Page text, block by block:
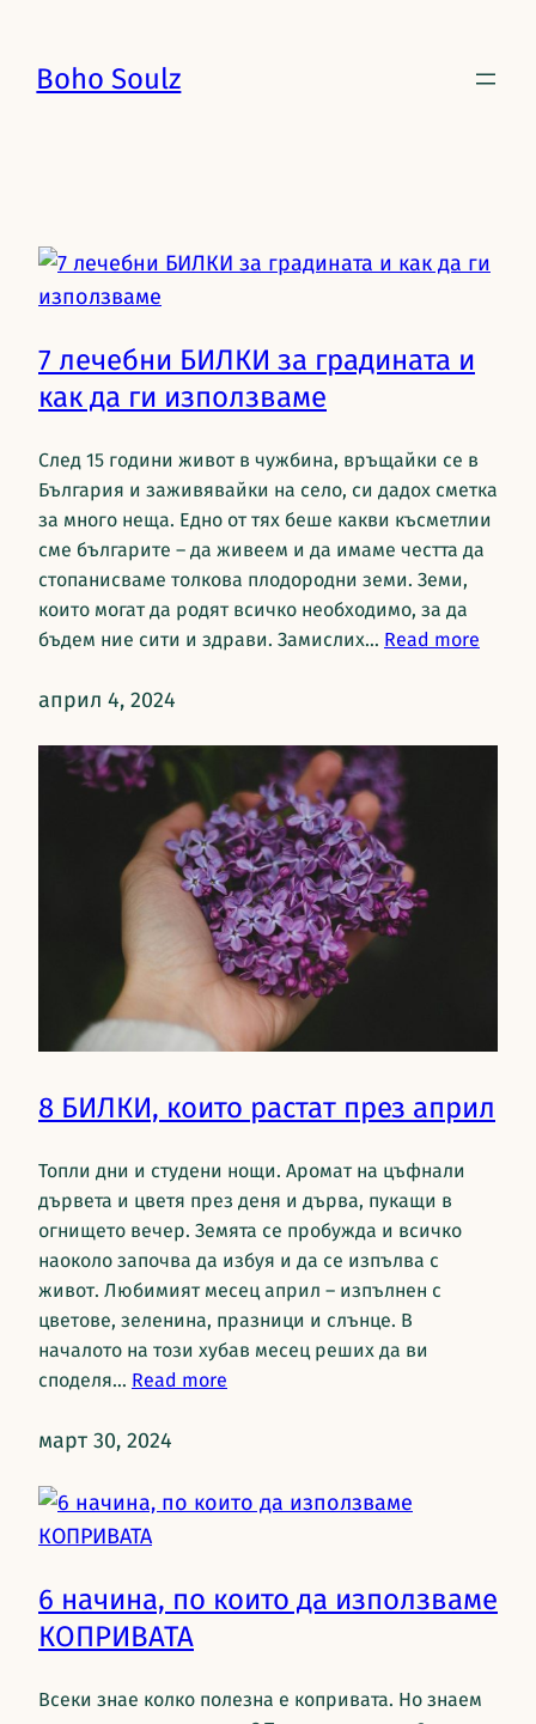
Boho Soulz
7 лечебни БИЛКИ за градината и
как да ги използваме
След 15 години живот в чужбина, връщайки се в
България и заживявайки на село, си дадох сметка
за много неща. Едно от тях беше какви късметлии
сме българите – да живеем и да имаме честта да
стопанисваме толкова плодородни земи. Земи,
които могат да родят всичко необходимо, за да
бъдем ние сити и здрави. Замислих… Read more
април 4, 2024
8 БИЛКИ, които растат през април
Топли дни и студени нощи. Аромат на цъфнали
дървета и цветя през деня и дърва, пукащи в
огнището вечер. Земята се пробужда и всичко
наоколо започва да избуя и да се изпълва с
живот. Любимият месец април – изпълнен с
цветове, зеленина, празници и слънце. В
началото на този хубав месец реших да ви
споделя… Read more
март 30, 2024
6 начина, по които да използваме
КОПРИВАТА
Всеки знае колко полезна е копривата. Но знаем